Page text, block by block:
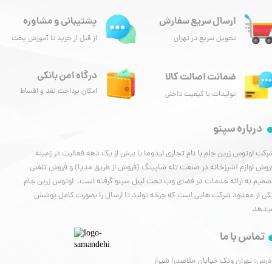
ارسال سریع سفارش
تحویل سریع در تهران
درگاه امن بانکی
امکان پرداخت نقد و اقساط
پشتیبانی و مشاوره
از قبل از خرید تا آموزش پخت
ضمانت اصالت کالا
تولیدات با کیفیت داخلی
درباره سپنو
لوتوس زرین جام با نام تجاری لیدوما با بیش از یک دهه فعالیت در زمینه
لوازم آشپزخانه در صنعت تله شاپینگ (فروش از طریق مدیا) و فروش تلفنی
به ارائه خدمات در فضای وب تحت لیبل سپنو گرفته است. لوتوس زرین جام
از معدود شرکت هایی است که چرخه تولید تا ارسال را بصورت کامل پوشش
تماس با ما
تهران ونک خیابان ملاصدرا شیراز